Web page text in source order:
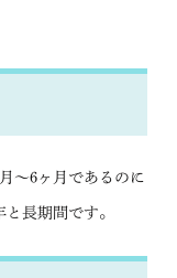
～6ヶ月であるのに
長期間です。